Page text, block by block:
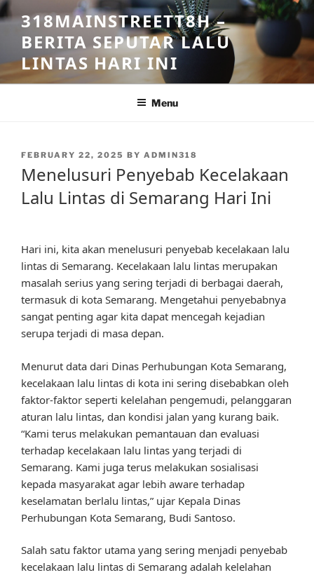
Skip
to
content
318MAINSTREETT8H –
BERITA SEPUTAR LALU
LINTAS HARI INI
Menu
POSTED
FEBRUARY 22, 2025 BY ADMIN318
Menelusuri Penyebab Kecelakaan
Lalu Lintas di Semarang Hari Ini
Hari ini, kita akan menelusuri penyebab kecelakaan lalu
lintas di Semarang. Kecelakaan lalu lintas merupakan
masalah serius yang sering terjadi di berbagai daerah,
termasuk di kota Semarang. Mengetahui penyebabnya
sangat penting agar kita dapat mencegah kejadian
serupa terjadi di masa depan.
Menurut data dari Dinas Perhubungan Kota Semarang,
kecelakaan lalu lintas di kota ini sering disebabkan oleh
faktor-faktor seperti kelelahan pengemudi, pelanggaran
aturan lalu lintas, dan kondisi jalan yang kurang baik.
“Kami terus melakukan pemantauan dan evaluasi
terhadap kecelakaan lalu lintas yang terjadi di
Semarang. Kami juga terus melakukan sosialisasi
kepada masyarakat agar lebih aware terhadap
keselamatan berlalu lintas,” ujar Kepala Dinas
Perhubungan Kota Semarang, Budi Santoso.
Salah satu faktor utama yang sering menjadi penyebab
kecelakaan lalu lintas di Semarang adalah kelelahan